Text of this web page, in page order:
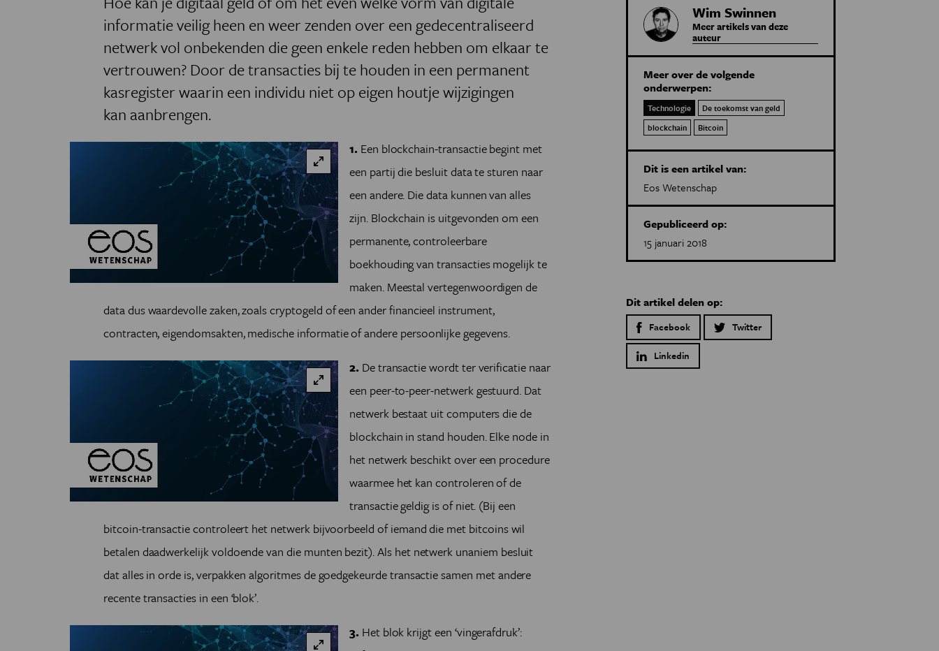
informatie veilig heen en weer zenden over een gedecentraliseerd
netwerk vol onbekenden die geen enkele reden hebben om elkaar te
vertrouwen? Door de transacties bij te houden in een permanent
kasregister waarin een individu niet op eigen houtje wijzigingen
kan aanbrengen.
1. Een blockchain-transactie begint met
een partij die besluit data te sturen naar
een andere. Die data kunnen van alles
zijn. Blockchain is uitgevonden om een
permanente, controleerbare
boekhouding van transacties mogelijk te
maken. Meestal vertegenwoordigen de
data dus waardevolle zaken, zoals cryptogeld of een ander financieel instrument,
contracten, eigendomsakten, medische informatie of andere persoonlijke gegevens.
2. De transactie wordt ter verificatie naar
een peer-to-peer-netwerk gestuurd. Dat
netwerk bestaat uit computers die de
blockchain in stand houden. Elke node in
het netwerk beschikt over een procedure
waarmee het kan controleren of de
transactie geldig is of niet. (Bij een
bitcoin-transactie controleert het netwerk bijvoorbeeld of iemand die met bitcoins wil
betalen daadwerkelijk voldoende van die munten bezit). Als het netwerk unaniem besluit
dat alles in orde is, verpakken algoritmes de goedgekeurde transactie samen met andere
recente transacties in een ‘blok’.
3. Het blok krijgt een ‘vingerafdruk’:
Wim Swinnen
Meer artikels van deze
auteur
Meer over de volgende
onderwerpen:
Technologie
De toekomst van geld
blockchain
Bitcoin
Dit is een artikel van:
Eos Wetenschap
Gepubliceerd op:
15 januari 2018
Dit artikel delen op:
Facebook Twitter
Linkedin